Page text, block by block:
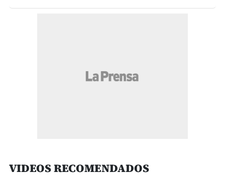
VIDEOS RECOMENDADOS